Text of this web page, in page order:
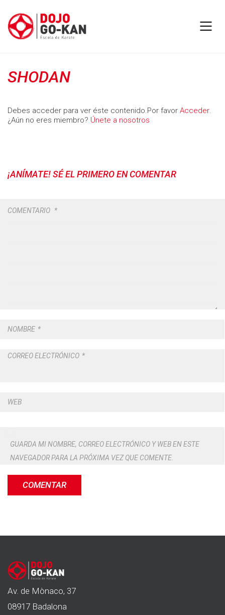
SHODAN
Debes acceder para ver éste contenido.Por favor Acceder
¿Aún no eres miembro? Únete a nosotros
¡ANÍMATE! SÉ EL PRIMERO EN COMENTAR
COMENTARIO *
NOMBRE *
CORREO ELECTRÓNICO *
WEB
GUARDA MI NOMBRE, CORREO ELECTRÓNICO Y WEB EN ESTE
NAVEGADOR PARA LA PRÓXIMA VEZ QUE COMENTE.
Av. de Mònaco, 37
08917 Badalona